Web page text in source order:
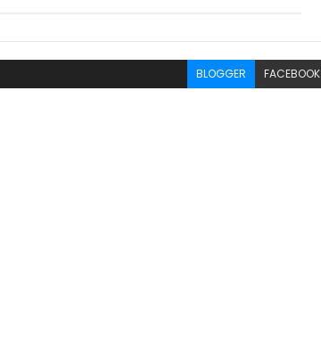
BLOGGER FACEBOOK